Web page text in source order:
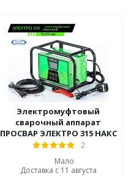
Электромуфтовый
сварочный аппарат
ПРОСВАР ЭЛЕКТРО 315 НАКС
2
Мало
Доставка с 11 августа